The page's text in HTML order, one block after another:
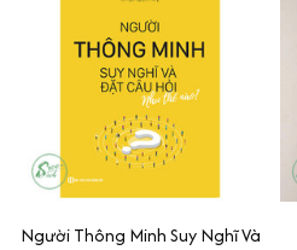
Người Thông Minh Suy Nghĩ Và